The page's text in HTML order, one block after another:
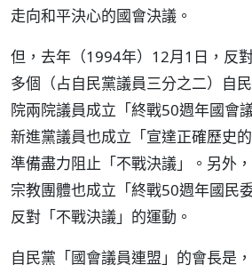
走向和平決心的國會決議。
但，去年（1994年）12月1日，反
多個（占自民黨議員三分之二）自
院兩院議員成立「終戰50週年國會
新進黨議員也成立「宣達正確歷史
準備盡力阻止「不戰決議」。另外
宗教團體也成立「終戰50週年國民
反對「不戰決議」的運動。
自民黨「國會議員連盟」的會長是